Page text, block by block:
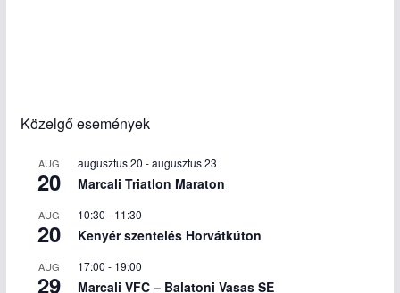
Közelgő események
AUG
20
augusztus 20 -augusztus 23
Marcali Triatlon Maraton
AUG
20
10:30 - 11:30
Kenyér szentelés Horvátkúton
AUG
29
17:00 - 19:00
Marcali VFC – Balatoni Vasas SE